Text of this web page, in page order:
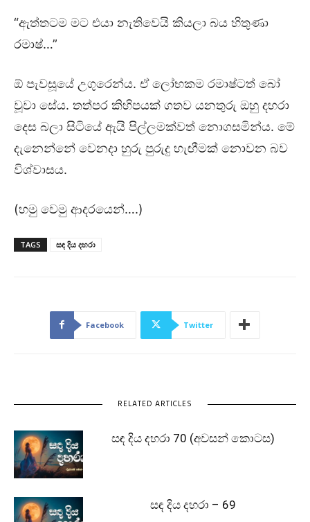
“ඇත්තටම මට එයා නැතිවෙයි කියලා බය හිතුණා
රමාෂ්…”
ඕ පැවසූයේ උගුරෙන්ය. ඒ ලෝභකම රමාෂ්ටත් බෝ
වූවා සේය. තත්පර කිහිපයක් ගතව යනතුරු ඔහු දහරා
දෙස බලා සිටියේ ඇයි පිල්ලමක්වත් නොගසමින්ය. මේ
දැනෙන්නේ වෙනදා හුරු පුරුදු හැඟීමක් නොවන බව
විශ්වාසය.
(හමු වෙමු ආදරයෙන්….)
TAGS සඳ දිය දහරා
Facebook Twitter
RELATED ARTICLES
සඳ දිය දහරා 70 (අවසන් කොටස)
සඳ දිය දහරා – 69